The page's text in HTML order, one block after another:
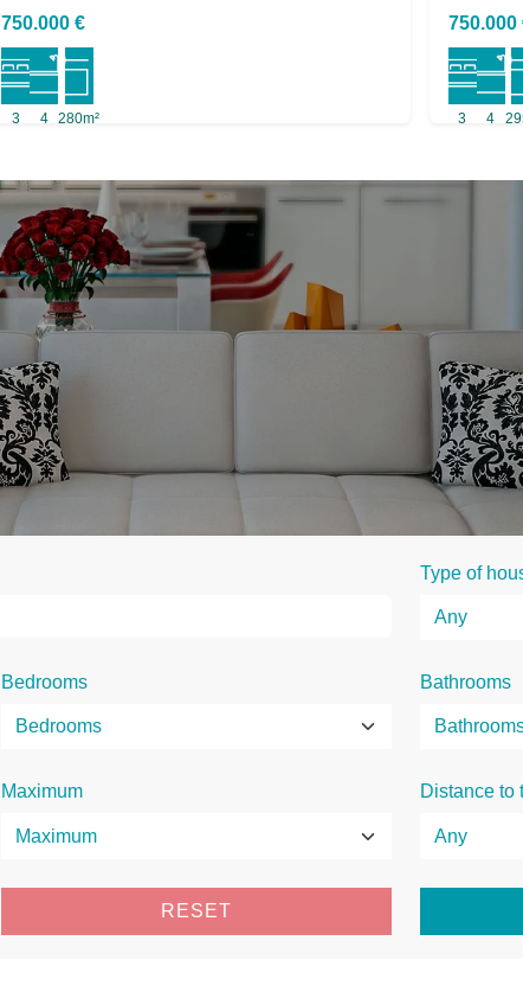
750.000 €
3 4 280m²
750.000
3 4
Type of
Bedrooms Bathrooms
Maximum Distance to
RESET